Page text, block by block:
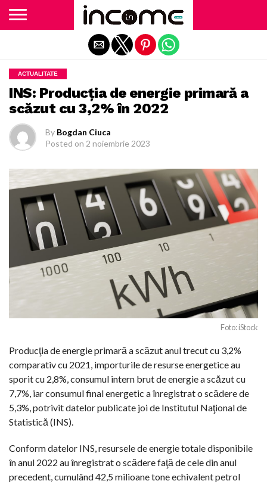
ACTUALITATE
INS: Producţia de energie primară a
scăzut cu 3,2% în 2022
By Bogdan Ciuca
Posted on 2 noiembrie 2023
Foto: iStock
Producţia de energie primară a scăzut anul trecut cu 3,2%
comparativ cu 2021, importurile de resurse energetice au
sporit cu 2,8%, consumul intern brut de energie a scăzut cu
7,7%, iar consumul final energetic a înregistrat o scădere de
5,3%, potrivit datelor publicate joi de Institutul Naţional de
Statistică (INS).
Conform datelor INS, resursele de energie totale disponibile
în anul 2022 au înregistrat o scădere faţă de cele din anul
precedent, cumulând 42,5 milioane tone echivalent petrol
Exit mobile version